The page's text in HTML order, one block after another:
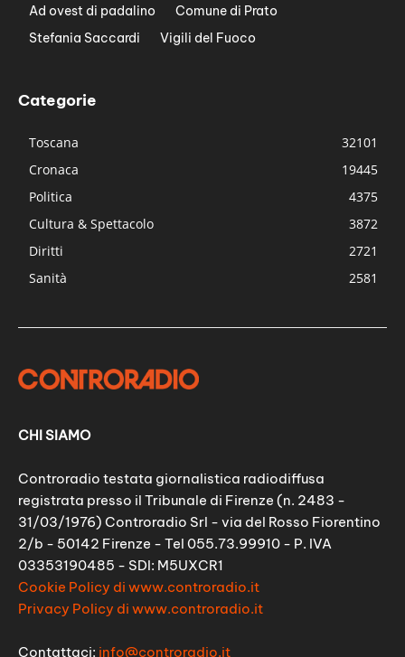
Ad ovest di padalino
Comune di Prato
Stefania Saccardi
Vigili del Fuoco
Categorie
Toscana
32101
Cronaca
19445
Politica
4375
Cultura & Spettacolo
3872
Diritti
2721
Sanità
2581
CHI SIAMO
Controradio testata giornalistica radiodiffusa
registrata presso il Tribunale di Firenze (n. 2483 -
31/03/1976) Controradio Srl - via del Rosso Fiorentino
2/b - 50142 Firenze - Tel 055.73.99910 - P. IVA
03353190485 - SDI: M5UXCR1
Cookie Policy di www.controradio.it
Privacy Policy di www.controradio.it
Contattaci: info@controradio.it